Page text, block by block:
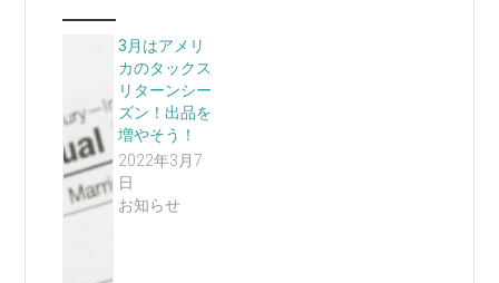
3月はアメリ
カのタックス
リターンシー
ズン！出品を
増やそう！
2022年3月7
日
お知らせ